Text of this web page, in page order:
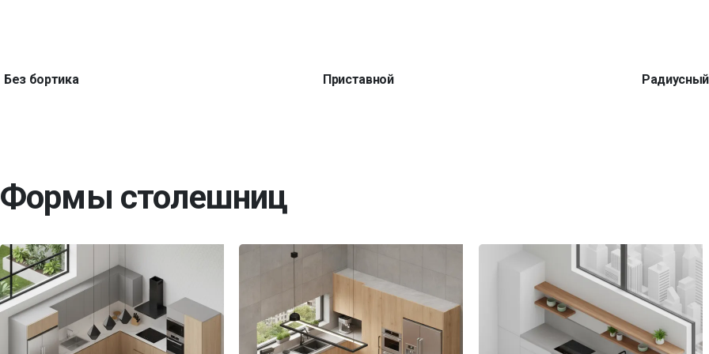
Без бортика Приставной Радиусный
Формы столешниц